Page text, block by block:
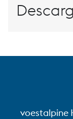
Nadcap –
PDF, 96 KB
voestalpine